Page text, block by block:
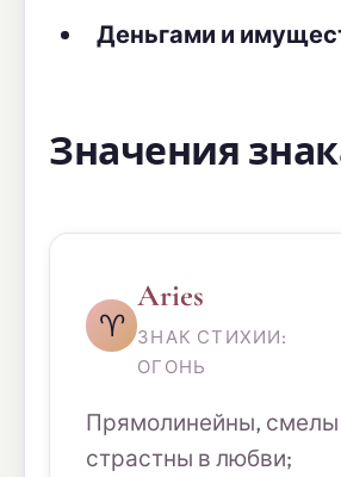
Деньгами и
Значения
♈
Aries
ЗНАК СТИХИИ:
ОГОНЬ
Прямолинейны, смелы
страстны в любви;